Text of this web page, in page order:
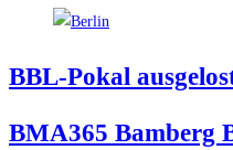
BBL-Pokal
BMA365 Bam­berg